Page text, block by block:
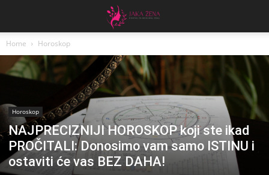
Home Horoskop
Horoskop
NAJPRECIZNIJI HOROSKOP koji ste ikad
PROČITALI: Donosimo vam samo ISTINU i
ostaviti će vas BEZ DAHA!